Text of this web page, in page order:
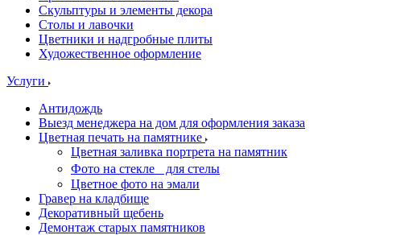
Скульптуры и элементы декора
Столы и лавочки
Цветники и надгробные плиты
Художественное оформление
Услуги
Антидождь
Выезд менеджера на дом для оформления заказа
Цветная печать на памятнике
Цветная заливка портрета на памятник
Фото на стекле для стелы
Цветное фото на эмали
Гравер на кладбище
Декоративный щебень
Демонтаж старых памятников